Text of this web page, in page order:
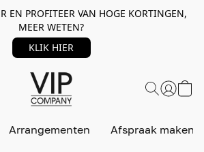
EN PROFITEER VAN HOGE KORTINGEN,
MEER WETEN?
KLIK HIER
Arrangementen Afspraak maken